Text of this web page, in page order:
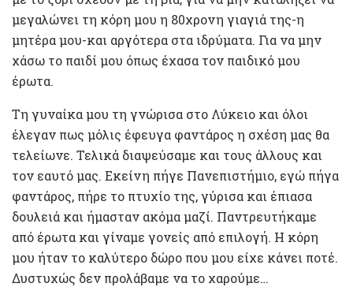
μεγαλώνει τη κόρη μου η 80χρονη γιαγιά της-η
μητέρα μου-και αργότερα στα ιδρύματα. Για να μην
χάσω το παιδί μου όπως έχασα τον παιδικό μου
έρωτα.
Τη γυναίκα μου τη γνώρισα στο Λύκειο και όλοι
έλεγαν πως μόλις έφευγα φαντάρος η σχέση μας θα
τελείωνε. Τελικά διαψεύσαμε και τους άλλους και
τον εαυτό μας. Εκείνη πήγε Πανεπιστήμιο, εγώ πήγα
φαντάρος, πήρε το πτυχίο της, γύρισα και έπιασα
δουλειά και ήμασταν ακόμα μαζί. Παντρευτήκαμε
από έρωτα και γίναμε γονείς από επιλογή. Η κόρη
μου ήταν το καλύτερο δώρο που μου είχε κάνει ποτέ.
Δυστυχώς δεν προλάβαμε να το χαρούμε…